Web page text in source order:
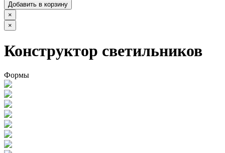
Добавить в корзину
×
×
Конструктор светильников
Формы